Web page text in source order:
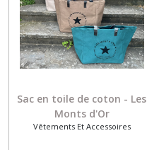
Sac en toile de coton - Les
Monts d'Or
Vêtements Et Accessoires
Maison
(7)